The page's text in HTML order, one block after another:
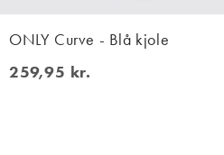
ONLY Curve - Blå kjole
259,95 kr.
259,95 kr.